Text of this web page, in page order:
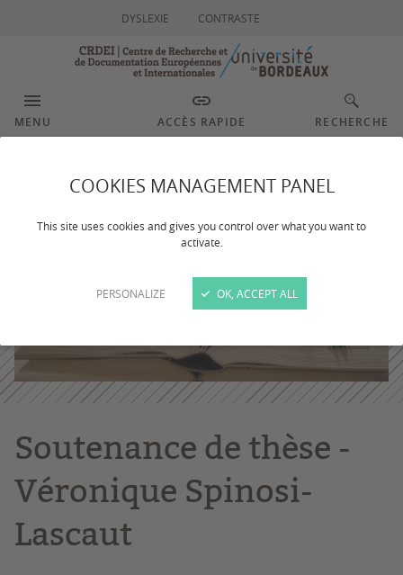
COOKIES MANAGEMENT PANEL
This site uses cookies and gives you control over what you want to
activate.
PERSONALIZE OK, ACCEPT ALL
DYSLEXIE CONTRASTE
MENU ACCÈS RAPIDE RECHERCHE
Soutenance de thèse -
Véronique Spinosi-
Lascaut